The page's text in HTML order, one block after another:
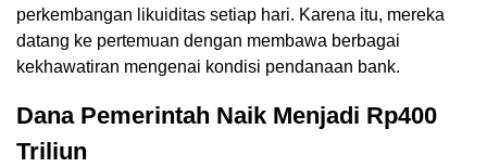
perkembangan likuiditas setiap hari. Karena itu, mereka
datang ke pertemuan dengan membawa berbagai
kekhawatiran mengenai kondisi pendanaan bank.
Dana Pemerintah Naik Menjadi Rp400
Triliun